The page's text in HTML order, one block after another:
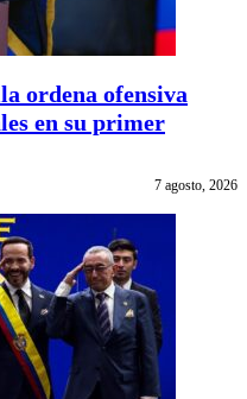
ordena ofensiva
en su primer
7 agosto, 2026